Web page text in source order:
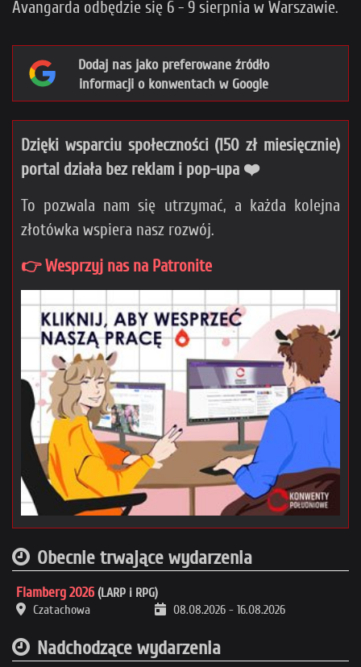
Avangarda odbędzie się 6 - 9 sierpnia w Warszawie.
Dodaj nas jako preferowane źródło
informacji o konwentach w Google
Dzięki wsparciu społeczności (150 zł miesięcznie)
portal działa bez reklam i pop-upa ❤️
To pozwala nam się utrzymać, a każda kolejna
złotówka wspiera nasz rozwój.
👉 Wesprzyj nas na Patronite
Obecnie trwające wydarzenia
Flamberg 2026 (LARP i RPG)
Czatachowa
08.08.2026 - 16.08.2026
Nadchodzące wydarzenia